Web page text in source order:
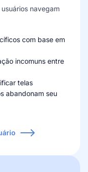
navegam
com base em
incomuns entre
telas
abandonam seu